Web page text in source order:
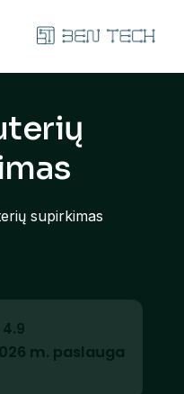
supirkimas
4.9
m. paslauga